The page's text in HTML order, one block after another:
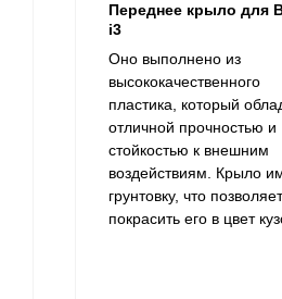
Переднее крыло для
i3
Оно выполнено из
высококачественного
пластика, который
отличной прочностью и
стойкостью к внешним
воздействиям. Крыло
грунтовку, что
покрасить его в цвет